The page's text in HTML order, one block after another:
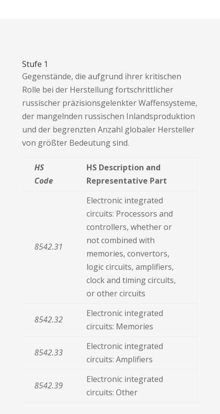
Stufe 1
Gegenstände, die aufgrund ihrer kritischen
Rolle bei der Herstellung fortschrittlicher
russischer präzisionsgelenkter Waffensysteme,
der mangelnden russischen Inlandsproduktion
und der begrenzten Anzahl globaler Hersteller
von größter Bedeutung sind.
HS
Code
HS Description and
Representative Part
8542.31
Electronic integrated
circuits: Processors and
controllers, whether or
not combined with
memories, convertors,
logic circuits, amplifiers,
clock and timing circuits,
or other circuits
8542.32
Electronic integrated
circuits: Memories
8542.33
Electronic integrated
circuits: Amplifiers
8542.39
Electronic integrated
circuits: Other